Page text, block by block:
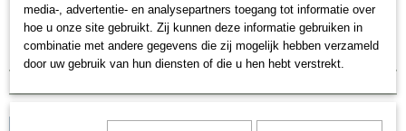
Sorteer op:
media-, advertentie- en analysepartners toegang tot informatie over
hoe u onze site gebruikt. Zij kunnen deze informatie gebruiken in
combinatie met andere gegevens die zij mogelijk hebben verzameld
door uw gebruik van hun diensten of die u hen hebt verstrekt.